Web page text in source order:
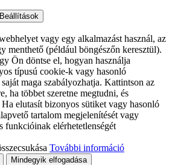
Beállítások
vagy egy alkalmazást használ, az
menthető (például böngészőn keresztül).
Ön döntse el, hogyan használja
típusú cookie-k vagy hasonló
maga szabályozhatja. Kattintson az
ha többet szeretne megtudni, és
elutasít bizonyos sütiket vagy hasonló
tartalom megjelenítését vagy
funkcióinak elérhetetlenségét
További információ
Mindegyik elfogadása